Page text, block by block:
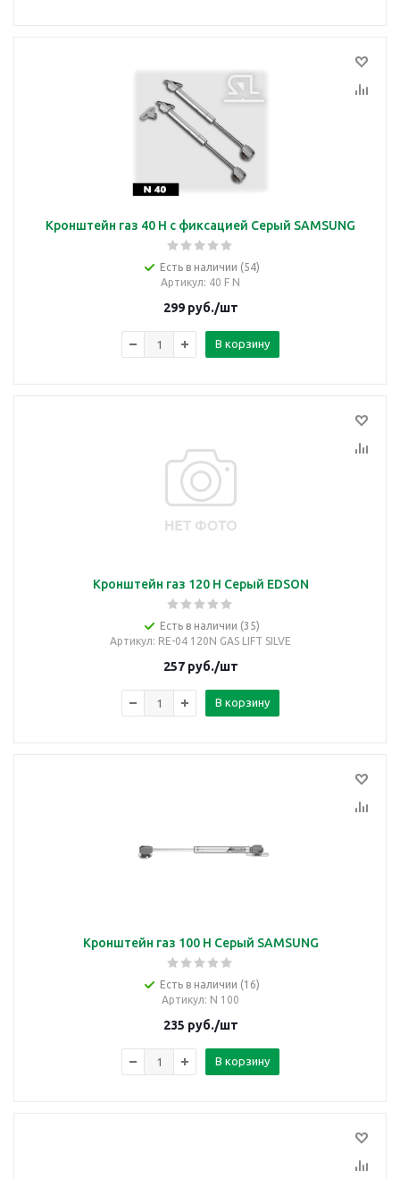
Кронштейн газ 40 Н с фиксацией Серый SAMSUNG
Есть в наличии (54)
Артикул: 40 F N
299руб./шт
В корзину
Кронштейн газ 120 Н Серый EDSON
Есть в наличии (35)
Артикул: RE-04 120N GAS LIFT SILVE
257руб./шт
В корзину
Кронштейн газ 100 Н Серый SAMSUNG
Есть в наличии (16)
Артикул: N 100
235 руб./шт
В корзину